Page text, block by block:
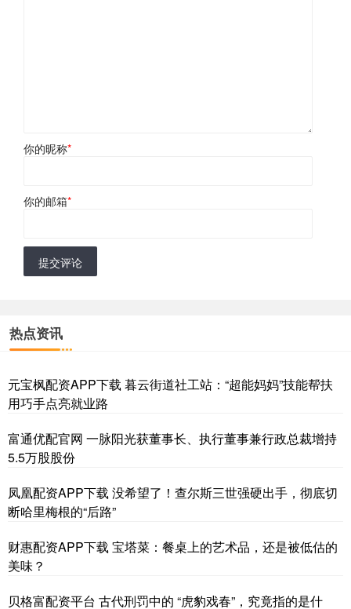
你的昵称*
你的邮箱*
提交评论
热点资讯
元宝枫配资APP下载 暮云街道社工站：“超能妈妈”技能帮扶
用巧手点亮就业路
富通优配官网 一脉阳光获董事长、执行董事兼行政总裁增持
5.5万股股份
凤凰配资APP下载 没希望了！查尔斯三世强硬出手，彻底切
断哈里梅根的“后路”
财惠配资APP下载 宝塔菜：餐桌上的艺术品，还是被低估的
美味？
贝格富配资平台 古代刑罚中的 “虎豹戏春”，究竟指的是什